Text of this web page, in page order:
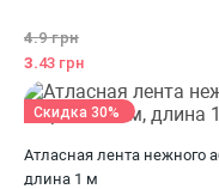
4.9 грн
3.43 грн
Атласная лента нежного
длина 1 м
Скидка 30%